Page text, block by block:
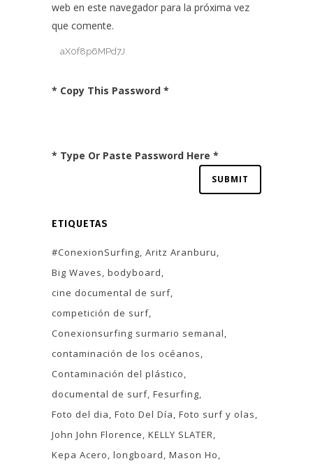
web en este navegador para la próxima vez
que comente.
* Copy This Password *
* Type Or Paste Password Here *
ETIQUETAS
#ConexionSurfing Aritz Aranburu
Big Waves bodyboard
cine documental de surf
competición de surf
Conexionsurfing surmario semanal
contaminación de los océanos
Contaminación del plástico
documental de surf Fesurfing
Foto del dia Foto Del Día Foto surf y olas
John John Florence KELLY SLATER
Kepa Acero longboard Mason Ho